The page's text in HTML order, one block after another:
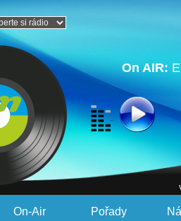
On AIR:
On-Air Pořady